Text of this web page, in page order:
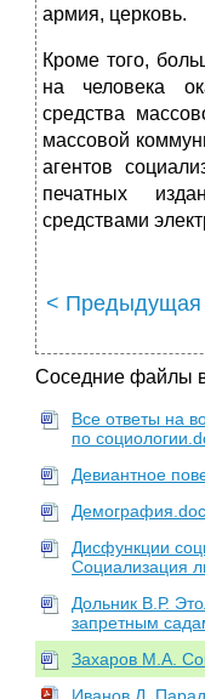
армия, церковь.
Кроме того,
на человека
средства
массовой
агентов
печатных
средствами
< Предыдущая
Соседние файлы
Все ответы на
по
Девиантное
Демография.doc
Дисфункции
Социализация
Дольник В.Р.
запретным
Захаров М.А.